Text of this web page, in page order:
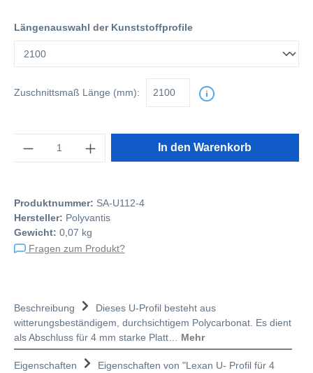
Längenauswahl der Kunststoffprofile
Zuschnittsmaß Länge (mm):
In den Warenkorb
Produktnummer: SA-U112-4
Hersteller: Polyvantis
Gewicht: 0,07 kg
Fragen zum Produkt?
Beschreibung
Dieses U-Profil besteht aus
witterungsbeständigem, durchsichtigem Polycarbonat. Es dient
als Abschluss für 4 mm starke Platt… Mehr
Eigenschaften
Eigenschaften von "Lexan U- Profil für 4